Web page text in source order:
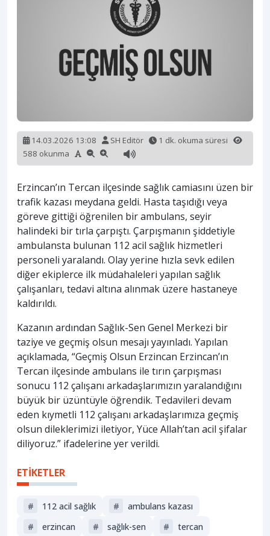
14.03.2026 13:08 SH Editör
1 dk. okuma süresi
588 okunma
Erzincan’ın Tercan ilçesinde sağlık camiasını üzen bir
trafik kazası meydana geldi. Hasta taşıdığı veya
göreve gittiği öğrenilen bir ambulans, seyir
halindeki bir tırla çarpıştı. Çarpışmanın şiddetiyle
ambulansta bulunan 112 acil sağlık hizmetleri
personeli yaralandı. Olay yerine hızla sevk edilen
diğer ekiplerce ilk müdahaleleri yapılan sağlık
çalışanları, tedavi altına alınmak üzere hastaneye
kaldırıldı.
Kazanın ardından Sağlık-Sen Genel Merkezi bir
taziye ve geçmiş olsun mesajı yayınladı. Yapılan
açıklamada, “Geçmiş Olsun Erzincan Erzincan’ın
Tercan ilçesinde ambulans ile tırın çarpışması
sonucu 112 çalışanı arkadaşlarımızın yaralandığını
büyük bir üzüntüyle öğrendik. Tedavileri devam
eden kıymetli 112 çalışanı arkadaşlarımıza geçmiş
olsun dileklerimizi iletiyor, Yüce Allah’tan acil şifalar
diliyoruz.” ifadelerine yer verildi.
ETİKETLER
# 112 acil sağlık #
ambulans kazası
#
erzi̇ncan # sağlık-sen # tercan